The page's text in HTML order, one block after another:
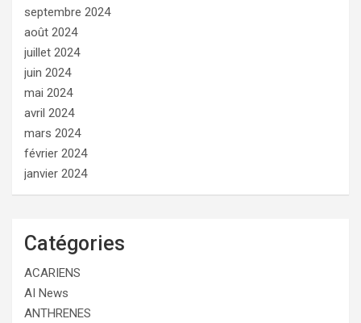
septembre 2024
août 2024
juillet 2024
juin 2024
mai 2024
avril 2024
mars 2024
février 2024
janvier 2024
Catégories
ACARIENS
AI News
ANTHRENES